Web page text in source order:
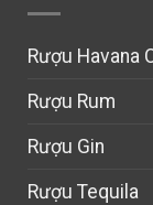
Rượu Havana
Rượu Rum
Rượu Gin
Rượu Tequila